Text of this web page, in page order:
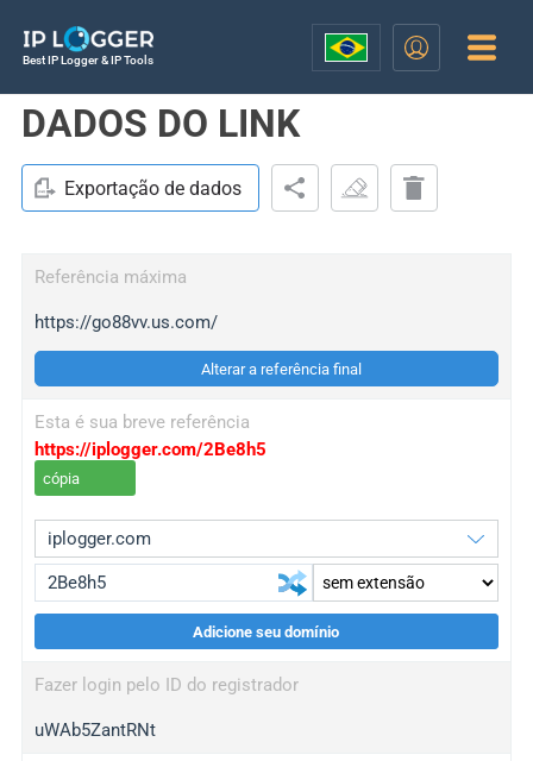
Best IP Logger & IP Tools
DADOS DO LINK
Exportação de dados
Referência máxima
https://go88vv.us.com/
Alterar a referência final
Esta é sua breve referência
https://iplogger.com/2Be8h5
cópia
wl.gl
ed.tc
Adicione seu domínio
Fazer login pelo ID do registrador
uWAb5ZantRNt